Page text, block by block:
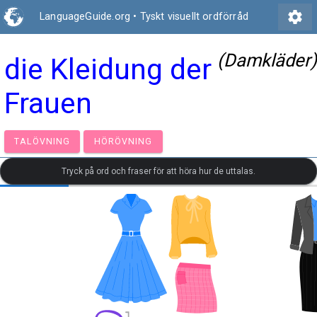
LanguageGuide.org • Tyskt visuellt ordförråd settings
die Kleidung der
Frauen
(Damkläder)
TALÖVNING HÖRÖVNING
Tryck på ord och fraser för att höra hur de uttalas.